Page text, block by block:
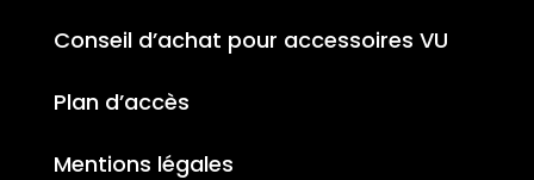
Conseil d’achat pour accessoires VU
Plan d’accès
Mentions légales